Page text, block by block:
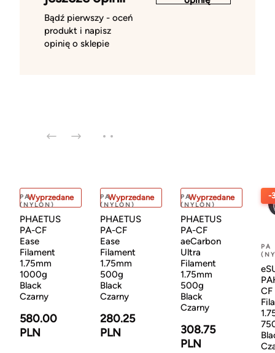
Bądź pierwszy - oceń
produkt i napisz
opinię o sklepie
Wyprzedane
PA
(NYLON)
PHAETUS
PA-CF
Ease
Filament
1.75mm
1000g
Black
Czarny
580.00
PLN
Wyprzedane
PA
(NYLON)
PHAETUS
PA-CF
Ease
Filament
1.75mm
500g
Black
Czarny
280.25
PLN
Wyprzedane
PA
(NYLON)
PHAETUS
PA-CF
aeCarbon
Ultra
Filament
1.75mm
500g
Black
Czarny
308.75
PLN
-
PA
CF